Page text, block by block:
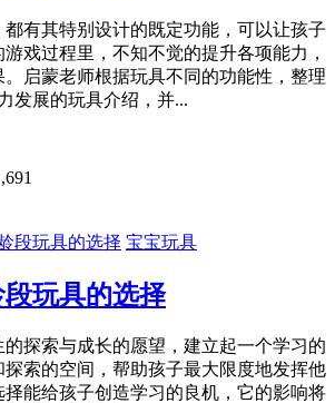
有其特别设计的既定功能，可以让孩子
戏过程里，不知不觉的提升各项能力，
启蒙老师根据玩具不同的功能性，整理
发展的玩具介绍，并...
宝宝玩具
玩具的选择
探索与成长的愿望，建立起一个学习的
索的空间，帮助孩子最大限度地发挥他
能给孩子创造学习的良机，它的影响将